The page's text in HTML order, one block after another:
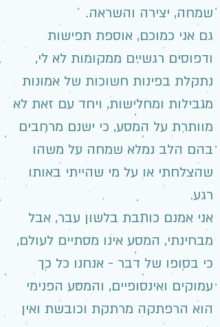
שמחה, יצירה והשראה.
גם אני כמוכם, אוספת תפישות
ודפוסים רגשיים ממקומות לא לי,
נתקלת בפינות חשוכות של אמונות
מגבילות ומחלישות, ויחד עם זאת לא
מוותרת על המסע, כי ישנם מרחבים
בהם הלב נמלא שמחה על משהו
שהצלחתי או על מי שהייתי באותו
רגע.
אני אמנם כותבת בלשון עבר, אבל
מבחינתי, המסע אינו מסתיים לעולם,
כי בסופו של דבר - אנחנו כל כך
עמוקים ואינסופיים, והמסע הפנימי
הוא הרפתקה מרתקת וכובשת ואין